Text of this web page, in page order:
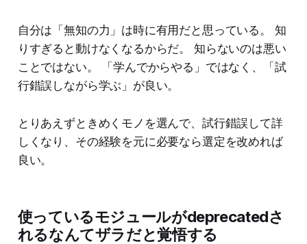
自分は「無知の力」は時に有用だと思っている。 知
りすぎると動けなくなるからだ。 知らないのは悪い
ことではない。 「学んでからやる」ではなく、「試
行錯誤しながら学ぶ」が良い。
とりあえずときめくモノを選んで、試行錯誤して詳
しくなり、その経験を元に必要なら選定を改めれば
良い。
使っているモジュールがdeprecatedさ
れるなんてザラだと覚悟する